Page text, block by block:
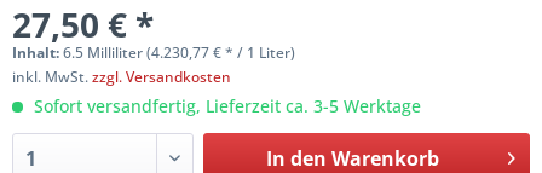
27,50 € *
Inhalt:6.5 Milliliter (4.230,77 € * / 1 Liter)
inkl. MwSt.zzgl. Versandkosten
Sofort versandfertig, Lieferzeit ca. 3-5 Werktage
In den Warenkorb